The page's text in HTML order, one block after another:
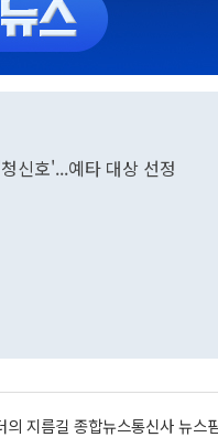
신호'...예타 대상 선정
의 지름길 종합뉴스통신사 뉴